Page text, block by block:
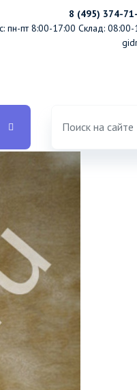
8 (495) 374-
пн-пт 8:00-17:00 Склад: 08:00-